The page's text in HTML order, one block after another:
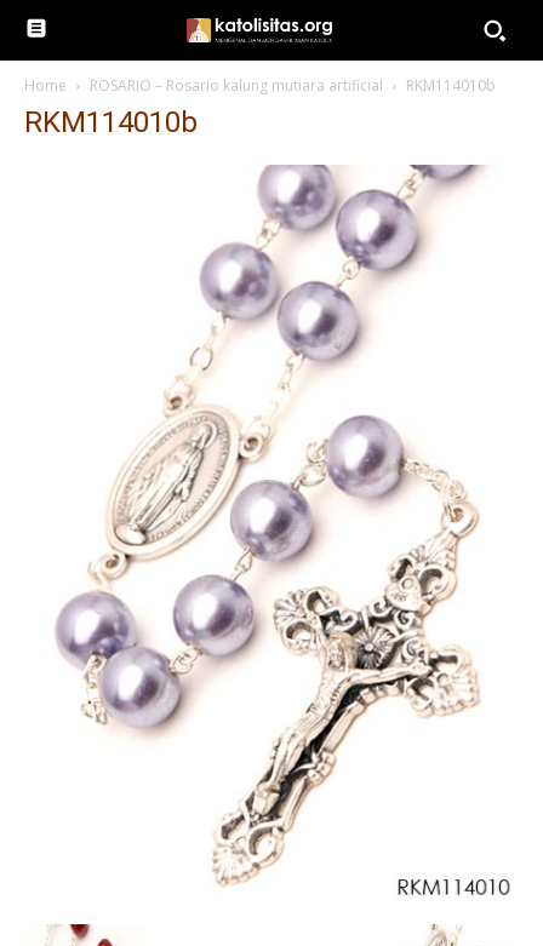
Home ROSARIO – Rosario kalung mutiara artificial RKM114010b
RKM114010b